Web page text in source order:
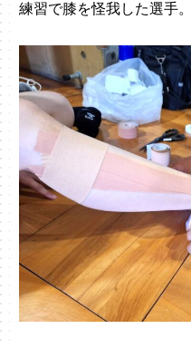
練習で膝を怪我した選手。